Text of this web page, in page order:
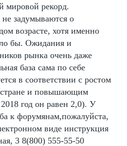
мировой рекорд.
задумываются о
возрасте, хотя именно
бы. Ожидания и
рынка очень даже
база сама по себе
в соответствии с ростом
стране и повышающим
год он равен 2,0). У
к форумянам,пожалуйста,
виде инструкция
3 8(800) 555-55-50